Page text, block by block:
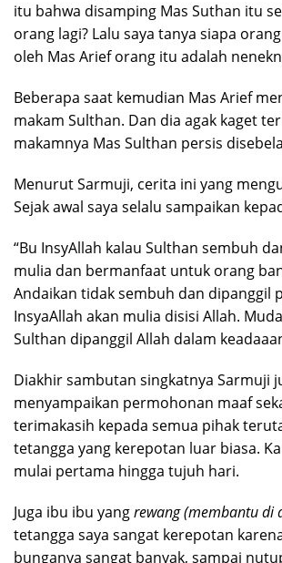
itu bahwa disamping Mas Suthan itu
orang lagi? Lalu saya tanya siapa
oleh Mas Arief orang itu adalah
Beberapa saat kemudian Mas Arief
makam Sulthan. Dan dia agak kaget
makamnya Mas Sulthan persis
Menurut Sarmuji, cerita ini yang
Sejak awal saya selalu sampaikan
“Bu InsyAllah kalau Sulthan sembuh
mulia dan bermanfaat untuk orang
Andaikan tidak sembuh dan dipanggil
InsyaAllah akan mulia disisi Allah.
Sulthan dipanggil Allah dalam
Diakhir sambutan singkatnya Sarmuji
menyampaikan permohonan maaf
terimakasih kepada semua pihak
tetangga yang kerepotan luar biasa.
mulai pertama hingga tujuh hari.
Juga ibu ibu yangrewang (membantu di
tetangga saya sangat kerepotan
bunganya sangat banyak, sampai